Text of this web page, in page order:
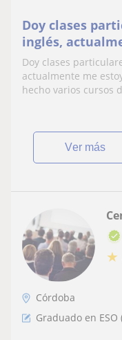
Doy clases
inglés,
el nivel de C1 y
inmersion
Doy clases
actualmente me
hecho varios cursos
ver más
★
Córdoba
Graduado en